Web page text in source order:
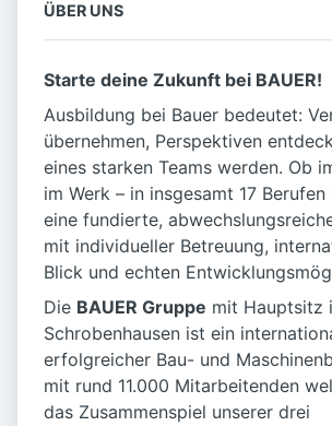
ÜBER UNS
Starte deine Zukunft bei BAUER!
Ausbildung bei Bauer bedeutet:
übernehmen, Perspektiven
eines starken Teams werden. Ob
im Werk – in insgesamt 17
eine fundierte,
mit individueller Betreuung,
Blick und echten
Die BAUER Gruppe mit Hauptsitz
Schrobenhausen ist ein
erfolgreicher Bau- und
mit rund 11.000 Mitarbeitenden
das Zusammenspiel unserer drei